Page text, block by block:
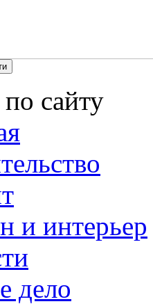
сайту
и интерьер
дело